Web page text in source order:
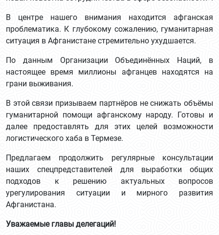
В центре нашего внимания находится афганская
проблематика. К глубокому сожалению, гуманитарная
ситуация в Афганистане стремительно ухудшается.
По данным Организации Объединённых Наций, в
настоящее время миллионы афганцев находятся на
грани выживания.
В этой связи призываем партнёров не снижать объёмы
гуманитарной помощи афганскому народу. Готовы и
далее предоставлять для этих целей возможности
логистического хаба в Термезе.
Предлагаем продолжить регулярные консультации
наших спецпредставителей для выработки общих
подходов к решению актуальных вопросов
урегулирования ситуации и мирного развития
Афганистана.
Уважаемые главы делегаций!